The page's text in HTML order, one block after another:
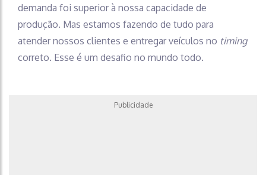
demanda foi superior à nossa capacidade de
produção. Mas estamos fazendo de tudo para
atender nossos clientes e entregar veículos no timing
correto. Esse é um desafio no mundo todo.
Publicidade